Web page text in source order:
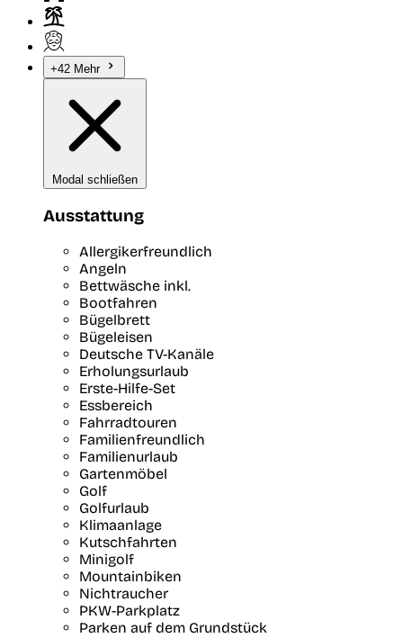
+42 Mehr
Modal schließen
Ausstattung
Allergikerfreundlich
Angeln
Bettwäsche inkl.
Bootfahren
Bügelbrett
Bügeleisen
Deutsche TV-Kanäle
Erholungsurlaub
Erste-Hilfe-Set
Essbereich
Fahrradtouren
Familienfreundlich
Familienurlaub
Gartenmöbel
Golf
Golfurlaub
Klimaanlage
Kutschfahrten
Minigolf
Mountainbiken
Nichtraucher
PKW-Parkplatz
Parken auf dem Grundstück